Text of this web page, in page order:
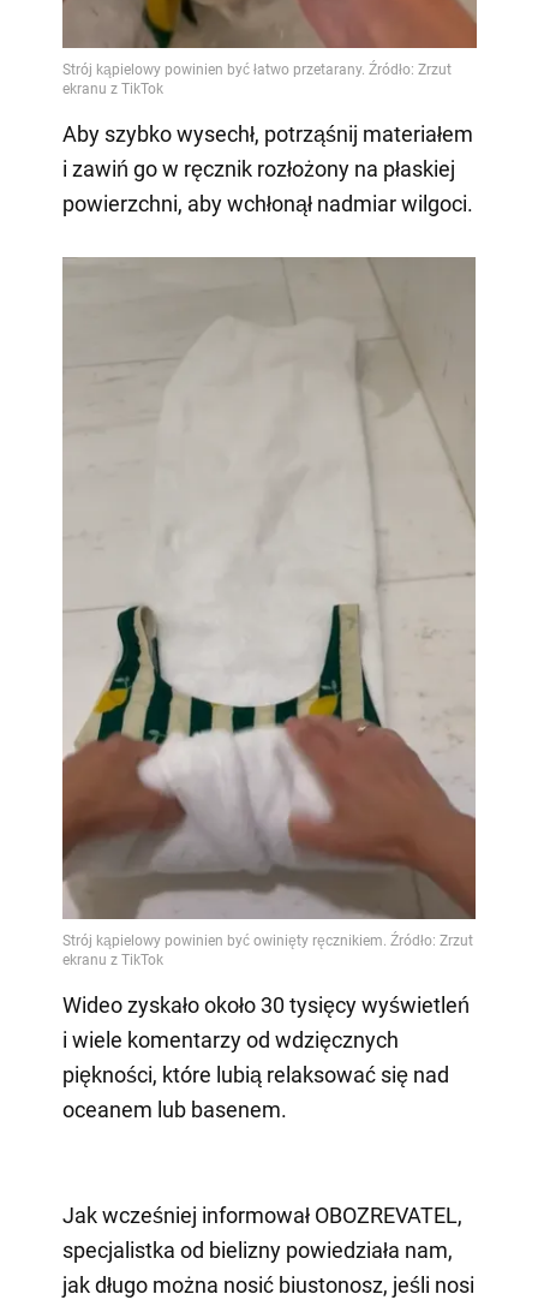
Aby szybko wysechł, potrząśnij materiałem
i zawiń go w ręcznik rozłożony na płaskiej
powierzchni, aby wchłonął nadmiar wilgoci.
Wideo zyskało około 30 tysięcy wyświetleń
i wiele komentarzy od wdzięcznych
piękności, które lubią relaksować się nad
oceanem lub basenem.
Jak wcześniej informował OBOZREVATEL,
specjalistka od bielizny powiedziała nam,
jak długo można nosić biustonosz, jeśli nosi